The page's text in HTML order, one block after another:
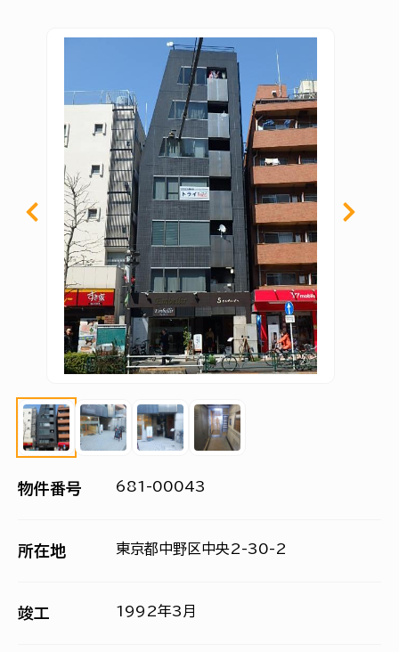
物件番号 681-00043
所在地 東京都中野区中央2-30-2
竣工 1992年3月